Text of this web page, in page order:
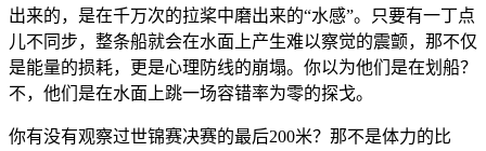
出来的，是在千万次的拉桨中磨出来的“水感”。只要有一丁点
儿不同步，整条船就会在水面上产生难以察觉的震颤，那不仅
是能量的损耗，更是心理防线的崩塌。你以为他们是在划船？
不，他们是在水面上跳一场容错率为零的探戈。
你有没有观察过世锦赛决赛的最后200米？那不是体力的比